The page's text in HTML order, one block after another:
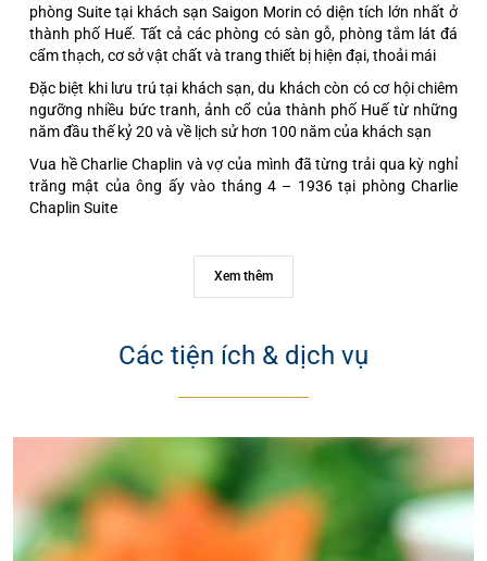
phòng Suite tại khách sạn Saigon Morin có diện tích lớn nhất ở
thành phố Huế. Tất cả các phòng có sàn gỗ, phòng tắm lát đá
cẩm thạch, cơ sở vật chất và trang thiết bị hiện đại, thoải mái
Đặc biệt khi lưu trú tại khách sạn, du khách còn có cơ hội chiêm
ngưỡng nhiều bức tranh, ảnh cổ của thành phố Huế từ những
năm đầu thế kỷ 20 và về lịch sử hơn 100 năm của khách sạn
Vua hề Charlie Chaplin và vợ của mình đã từng trải qua kỳ nghỉ
trăng mật của ông ấy vào tháng 4 – 1936 tại phòng Charlie
Chaplin Suite
Xem thêm
Các tiện ích & dịch vụ